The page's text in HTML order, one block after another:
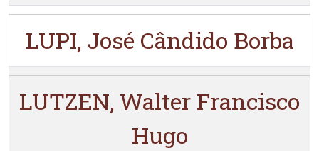
LUPI, José Cândido Borba
LUTZEN, Walter Francisco
Hugo